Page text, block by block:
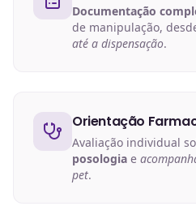
Documentação
de manipulação,
até a dispensação.
Orientação
Avaliação individual
posologia e
pet.